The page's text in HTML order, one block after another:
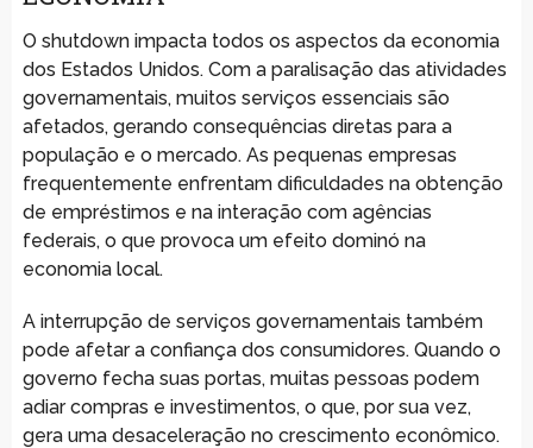
O shutdown impacta todos os aspectos da economia
dos Estados Unidos. Com a paralisação das atividades
governamentais, muitos serviços essenciais são
afetados, gerando consequências diretas para a
população e o mercado. As pequenas empresas
frequentemente enfrentam dificuldades na obtenção
de empréstimos e na interação com agências
federais, o que provoca um efeito dominó na
economia local.
A interrupção de serviços governamentais também
pode afetar a confiança dos consumidores. Quando o
governo fecha suas portas, muitas pessoas podem
adiar compras e investimentos, o que, por sua vez,
gera uma desaceleração no crescimento econômico.